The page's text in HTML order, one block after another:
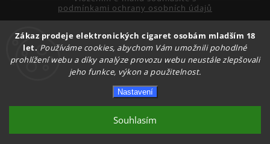
Zákaz prodeje elektronických cigaret osobám mladším 18
let. Používáme cookies, abychom Vám umožnili pohodlné
prohlížení webu a díky analýze provozu webu neustále zlepšovali
jeho funkce, výkon a použitelnost.
Nastavení
Souhlasím
podmínkami ochrany osobních údajů
Přihlásit se
Upravit nastavení cookies
Shoptet | Design